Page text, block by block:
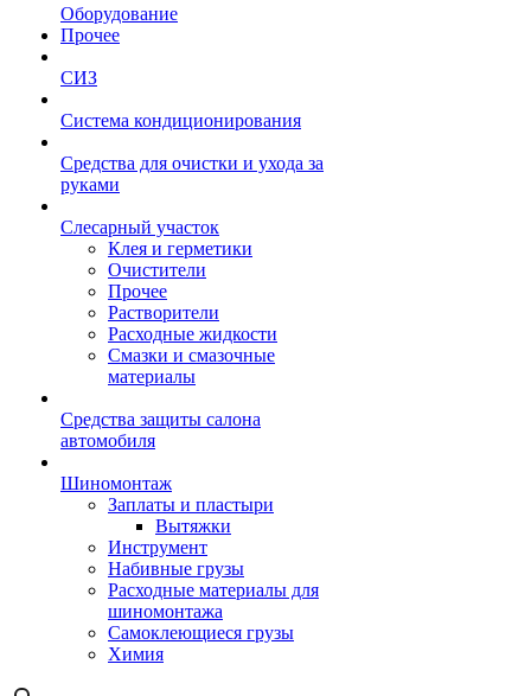
Оборудование
Прочее
СИЗ
Система кондиционирования
Средства для очистки и ухода за
руками
Слесарный участок
Клея и герметики
Очистители
Прочее
Растворители
Расходные жидкости
Смазки и смазочные
материалы
Средства защиты салона
автомобиля
Шиномонтаж
Заплаты и пластыри
Вытяжки
Инструмент
Набивные грузы
Расходные материалы для
шиномонтажа
Самоклеющиеся грузы
Химия